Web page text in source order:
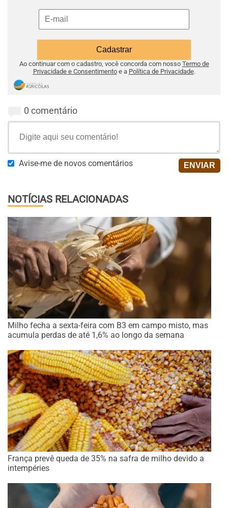
Ao continuar com o cadastro, você concorda com nosso Termo de
Privacidade e Consentimentoe a Política de Privacidade.
0 comentário
Avise-me de novos comentários
NOTÍCIAS RELACIONADAS
Milho fecha a sexta-feira com B3 em campo misto, mas
acumula perdas de até 1,6% ao longo da semana
França prevê queda de 35% na safra de milho devido a
intempéries